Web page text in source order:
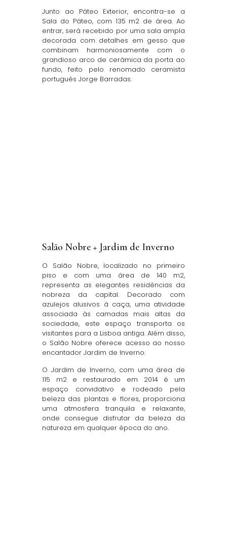
Junto ao Páteo Exterior, encontra-se a
Sala do Páteo, com 135 m2 de área. Ao
entrar, será recebido por uma sala ampla
decorada com detalhes em gesso que
combinam harmoniosamente com o
grandioso arco de cerâmica da porta ao
fundo, feito pelo renomado ceramista
português Jorge Barradas.
Salão Nobre + Jardim de Inverno
O Salão Nobre, localizado no primeiro
piso e com uma área de 140 m2,
representa as elegantes residências da
nobreza da capital. Decorado com
azulejos alusivos à caça, uma atividade
associada às camadas mais altas da
sociedade, este espaço transporta os
visitantes para a Lisboa antiga. Além disso,
o Salão Nobre oferece acesso ao nosso
encantador Jardim de Inverno.
O Jardim de Inverno, com uma área de
115 m2 e restaurado em 2014 é um
espaço convidativo e rodeado pela
beleza das plantas e flores, proporciona
uma atmosfera tranquila e relaxante,
onde consegue disfrutar da beleza da
natureza em qualquer época do ano.